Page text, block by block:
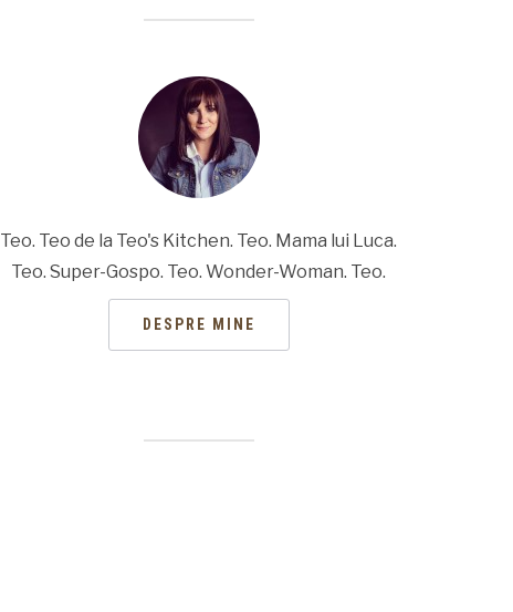
Teo. Teo de la Teo's Kitchen. Teo. Mama lui Luca.
Teo. Super-Gospo. Teo. Wonder-Woman. Teo.
DESPRE MINE